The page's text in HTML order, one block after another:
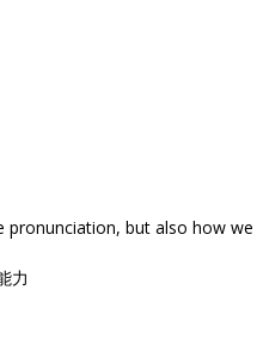
pronunciation, but also how
力